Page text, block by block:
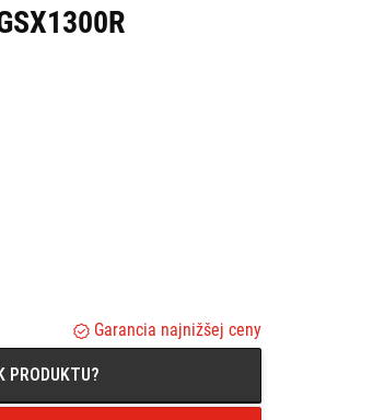
Garancia najnižšej ceny
PRODUKTU?